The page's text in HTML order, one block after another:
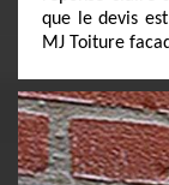
que le devis
MJ Toiture